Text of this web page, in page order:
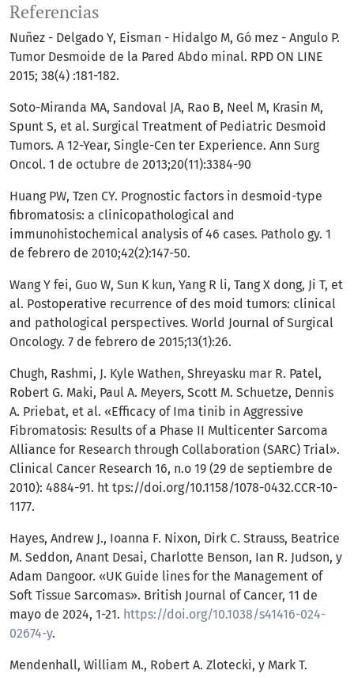
Referencias
Nuñez - Delgado Y, Eisman - Hidalgo M, Gó mez - Angulo P.
Tumor Desmoide de la Pared Abdo minal. RPD ON LINE
2015; 38(4) :181-182.
Soto-Miranda MA, Sandoval JA, Rao B, Neel M, Krasin M,
Spunt S, et al. Surgical Treatment of Pediatric Desmoid
Tumors. A 12-Year, Single-Cen ter Experience. Ann Surg
Oncol. 1 de octubre de 2013;20(11):3384-90
Huang PW, Tzen CY. Prognostic factors in desmoid-type
fibromatosis: a clinicopathological and
immunohistochemical analysis of 46 cases. Patholo gy. 1
de febrero de 2010;42(2):147-50.
Wang Y fei, Guo W, Sun K kun, Yang R li, Tang X dong, Ji T, et
al. Postoperative recurrence of des moid tumors: clinical
and pathological perspectives. World Journal of Surgical
Oncology. 7 de febrero de 2015;13(1):26.
Chugh, Rashmi, J. Kyle Wathen, Shreyasku mar R. Patel,
Robert G. Maki, Paul A. Meyers, Scott M. Schuetze, Dennis
A. Priebat, et al. «Efficacy of Ima tinib in Aggressive
Fibromatosis: Results of a Phase II Multicenter Sarcoma
Alliance for Research through Collaboration (SARC) Trial».
Clinical Cancer Research 16, n.o 19 (29 de septiembre de
2010): 4884-91. ht tps://doi.org/10.1158/1078-0432.CCR-10-
1177.
Hayes, Andrew J., Ioanna F. Nixon, Dirk C. Strauss, Beatrice
M. Seddon, Anant Desai, Charlotte Benson, Ian R. Judson, y
Adam Dangoor. «UK Guide lines for the Management of
Soft Tissue Sarcomas». British Journal of Cancer, 11 de
mayo de 2024, 1-21. https://doi.org/10.1038/s41416-024-
02674-y.
Mendenhall, William M., Robert A. Zlotecki, y Mark T.